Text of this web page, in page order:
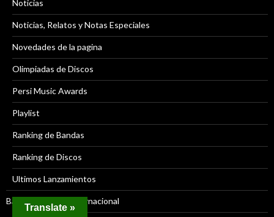
Noticias
Noticias, Relatos y Notas Especiales
Novedades de la pagina
Olimpiadas de Discos
Persi Music Awards
Playlist
Ranking de Bandas
Ranking de Discos
Ultimos Lanzamientos
Bandas de Rock Internacional
Translate »